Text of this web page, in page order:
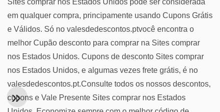
Sites comprar nos Estados Unidos pode ser considerada
em qualquer compra, principamente usando Cupons Grátis
e Válidos. Só no valesdedescontos.ptvocê encontra o
melhor Cupão desconto para comprar na Sites comprar
nos Estados Unidos. Cupons de desconto Sites comprar
nos Estados Unidos, e algumas vezes frete grátis, é no
valesdedescontos.pt.Consulte todos os nossos descontos,
cupons e Vale Presente Sites comprar nos Estados